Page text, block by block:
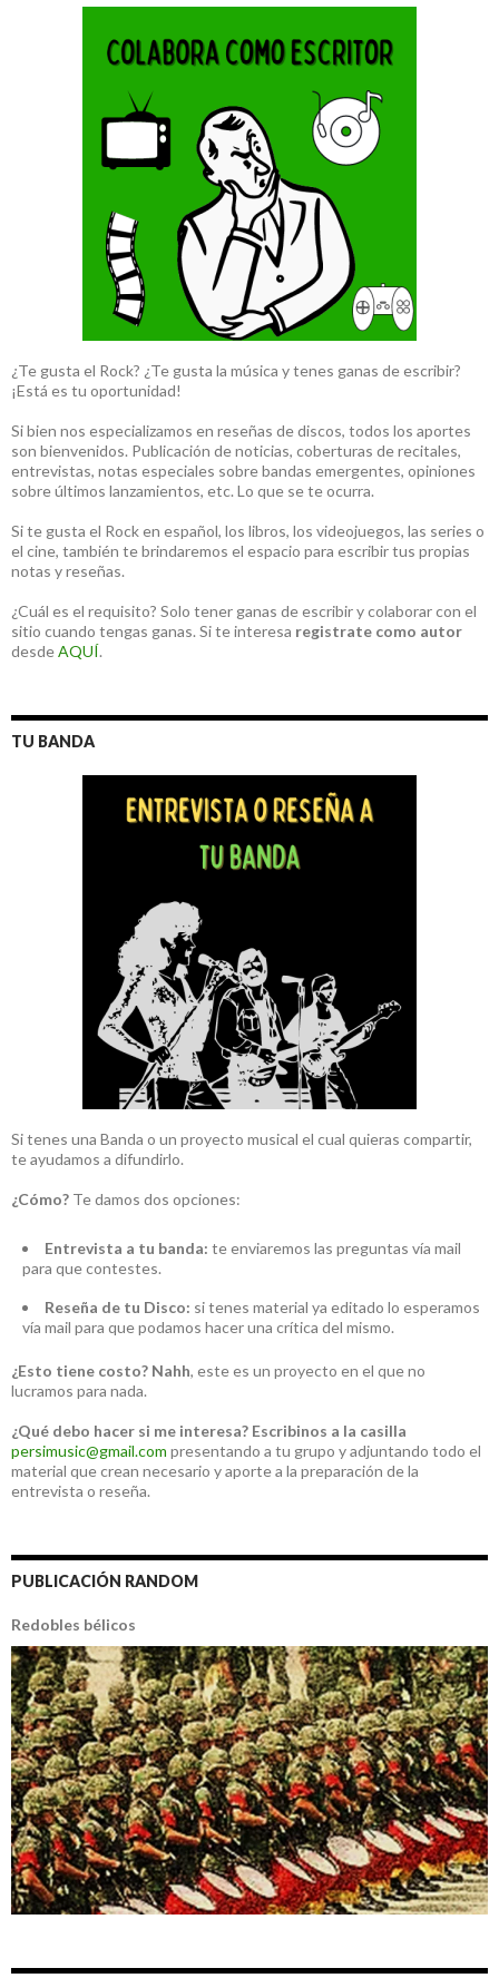
¿Te gusta el Rock? ¿Te gusta la música y tenes ganas de escribir?
¡Está es tu oportunidad!
Si bien nos especializamos en reseñas de discos, todos los aportes
son bienvenidos. Publicación de noticias, coberturas de recitales,
entrevistas, notas especiales sobre bandas emergentes, opiniones
sobre últimos lanzamientos, etc. Lo que se te ocurra.
Si te gusta el Rock en español, los libros, los videojuegos, las series o
el cine, también te brindaremos el espacio para escribir tus propias
notas y reseñas.
¿Cuál es el requisito? Solo tener ganas de escribir y colaborar con el
sitio cuando tengas ganas. Si te interesa registrate como autor
desdeAQUÍ.
TU BANDA
Si tenes una Banda o un proyecto musical el cual quieras compartir,
te ayudamos a difundirlo.
¿Cómo? Te damos dos opciones:
Entrevista a tu banda: te enviaremos las preguntas vía mail
para que contestes.
Reseña de tu Disco: si tenes material ya editado lo esperamos
vía mail para que podamos hacer una crítica del mismo.
¿Esto tiene costo? Nahh, este es un proyecto en el que no
lucramos para nada.
¿Qué debo hacer si me interesa? Escribinos a la casilla
persimusic@gmail.com presentando a tu grupo y adjuntando todo el
material que crean necesario y aporte a la preparación de la
entrevista o reseña.
PUBLICACIÓN RANDOM
Redobles bélicos